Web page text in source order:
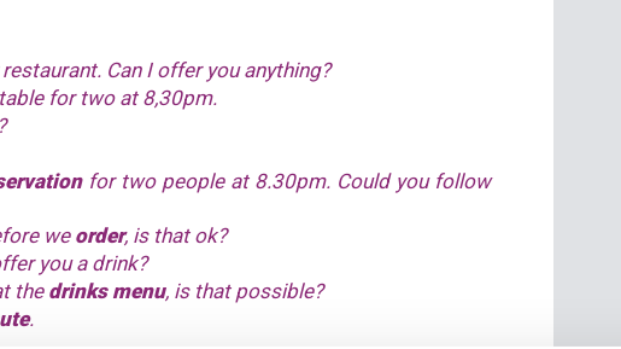
Can I offer you anything?
for two at 8,30pm.
for two people at 8.30pm. Could you follow
we order, is that ok?
you a drink?
the drinks menu, is that possible?
.